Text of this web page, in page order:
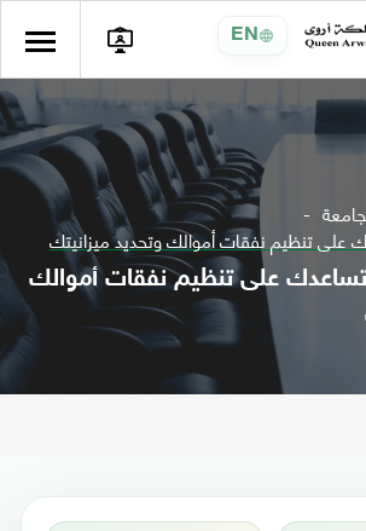
EN
على تنظيم نفقات أموالك وتحديد ميزانيتك
على تنظيم نفقات أموالك